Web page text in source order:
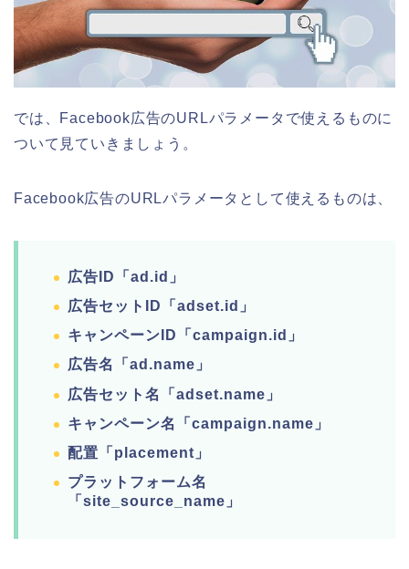
では、Facebook広告のURLパラメータで使えるものに
ついて見ていきましょう。
Facebook広告のURLパラメータとして使えるものは、
広告ID「ad.id」
広告セットID「adset.id」
キャンペーンID「campaign.id」
広告名「ad.name」
広告セット名「adset.name」
キャンペーン名「campaign.name」
配置「placement」
プラットフォーム名
「site_source_name」